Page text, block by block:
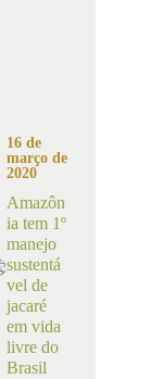
16 de
março de
2020
Amazôn
ia tem 1º
manejo
sustentá
vel de
jacaré
em vida
livre do
Brasil